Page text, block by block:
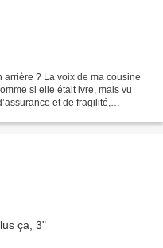
? La voix de ma cousine
si elle était ivre, mais vu
et de fragilité,